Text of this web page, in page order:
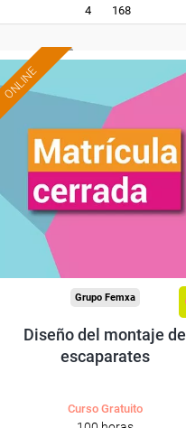
4 168
ONLINE
Grupo Femxa
Diseño del montaje de
escaparates
Curso Gratuito